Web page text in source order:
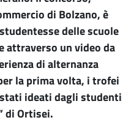
di Bolzano, è
delle scuole
attraverso un video da
di alternanza
la prima volta, i trofei
ideati dagli studenti
di Ortisei.